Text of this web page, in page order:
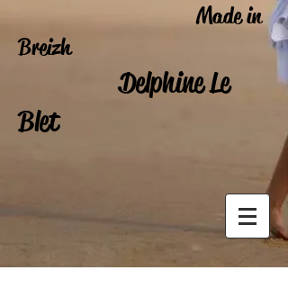
Made in
Breizh
Delphine Le
Blet